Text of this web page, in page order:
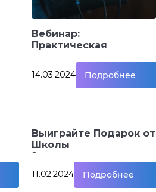
Вебинар:
Практическая
профайлинг
14.03.2024 Подробнее
Выиграйте Подарок от
Школы
Эмоционального
Интеллекта!
11.02.2024 Подробнее